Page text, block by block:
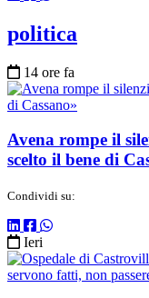
politica
14 ore fa
Avena rompe il
scelto il bene di
Condividi su:
Ieri